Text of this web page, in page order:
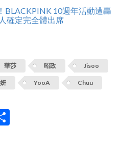
BLACKPINK 10週年活動遭轟
確定完全體出席
華莎 昭政 Jisoo
YooA Chuu